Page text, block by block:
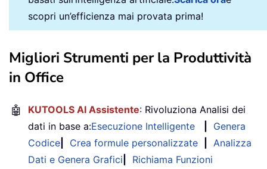
scopri un’efficienza mai provata prima!
Migliori Strumenti per la Produttività
in Office
🤖 KUTOOLS AI Assistente: Rivoluziona Analisi dei
dati in base a:Esecuzione Intelligente
Genera
Codice
Crea formule personalizzate
Analizza
Dati e Genera Grafici
Richiama Funzioni